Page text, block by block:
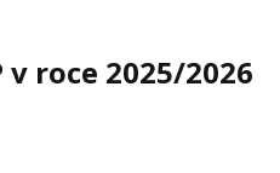
v roce 2025/2026